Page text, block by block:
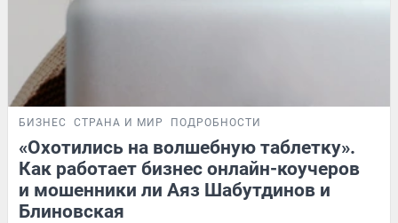
БИЗНЕС СТРАНА И МИР ПОДРОБНОСТИ
«Охотились на волшебную таблетку».
Как работает бизнес онлайн-коучеров
и мошенники ли Аяз Шабутдинов и
Блиновская